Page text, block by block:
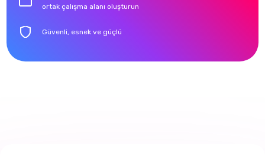
ortak çalışma alanı oluşturun
Güvenli, esnek ve güçlü